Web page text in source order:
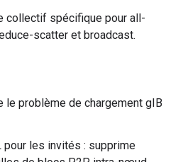
collectif spécifique pour all-
scatter et broadcast.
le problème de chargement gIB
pour les invités : supprime